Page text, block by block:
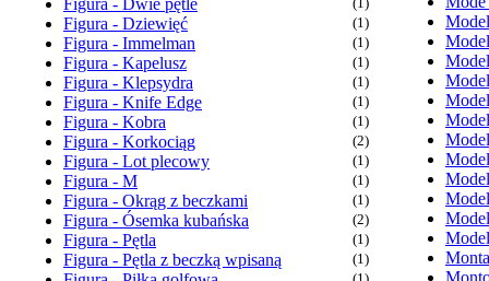
Figura - Dziewięć (1)
Figura - Immelman (1)
Figura - Kapelusz (1)
Figura - Klepsydra (1)
Figura - Knife Edge (1)
Figura - Kobra (1)
Figura - Korkociąg (2)
Figura - Lot plecowy (1)
Figura - M (1)
Figura - Okrąg z beczkami (1)
Figura - Ósemka kubańska (2)
Figura - Pętla (1)
Figura - Pętla z beczką wpisaną (1)